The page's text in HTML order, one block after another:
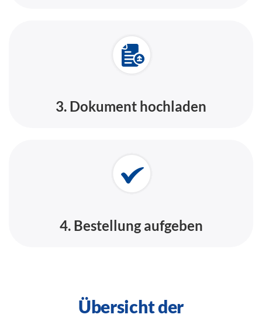
3. Dokument hochladen
4. Bestellung aufgeben
Übersicht der